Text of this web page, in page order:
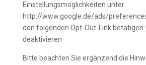
Einstellungsmöglichkeiten unter
http://www.google.de/ads/
den folgenden Opt-Out-Link
deaktivieren
Bitte beachten Sie ergänzend die